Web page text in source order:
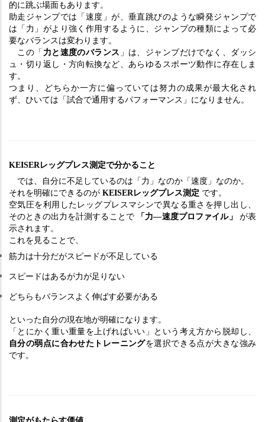
的に跳ぶ場面もあります。
助走ジャンプでは「速度」が、垂直跳びのような瞬発ジャンプで
は「力」がより強く作用するように、ジャンプの種類によって必
要なバランスは変わります。
この「 力と速度のバランス 」は、ジャンプだけでなく、ダッシ
ュ・切り返し・方向転換など、あらゆるスポーツ動作に存在しま
す。
つまり、どちらか一方に偏っていては努力の成果が最大化され
ず、ひいては「試合で通用するパフォーマンス」になりません。
KEISERレッグプレス測定で分かること
では、自分に不足しているのは「力」なのか「速度」なのか。
それを明確にできるのが KEISERレッグプレス測定 です。
空気圧を利用したレッグプレスマシンで異なる重さを押し出し、
そのときの出力を計測することで
「力―速度プロファイル」
が表
示されます。
これを見ることで、
筋力は十分だがスピードが不足している
スピードはあるが力が足りない
どちらもバランスよく伸ばす必要がある
といった自分の現在地が明確になります。
「とにかく重い重量を上げればいい」という考え方から脱却し、
自分の弱点に合わせたトレーニングを選択できる点が大きな強み
です。